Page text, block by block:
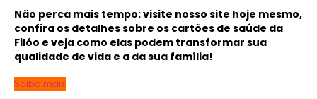
Não perca mais tempo: visite nosso site hoje mesmo,
confira os detalhes sobre os cartões de saúde da
Filóo e veja como elas podem transformar sua
qualidade de vida e a da sua família!
Saiba mais